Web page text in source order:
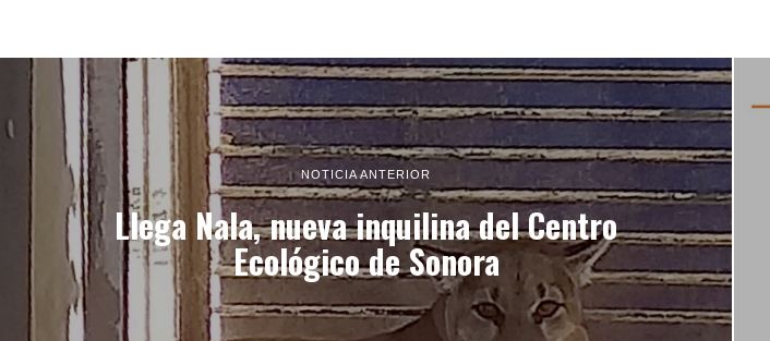
NOTICIA ANTERIOR
Llega Nala, nueva inquilina del Centro
Ecológico de Sonora